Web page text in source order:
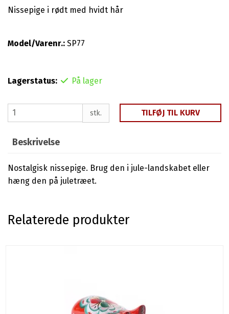
Nissepige i rødt med hvidt hår
Model/Varenr.: SP77
Lagerstatus: På lager
stk. TILFØJ TIL KURV
Beskrivelse
Nostalgisk nissepige. Brug den i jule-landskabet eller
hæng den på juletræet.
Relaterede produkter